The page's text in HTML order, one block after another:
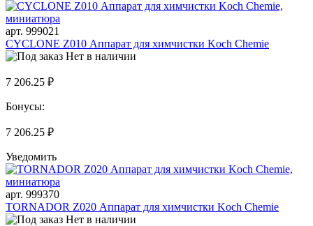
арт. 999021
CYCLONE Z010 Аппарат для химчистки Koch Chemie
Нет в наличии
7 206.25 ₽
Бонусы:
7 206.25 ₽
Уведомить
арт. 999370
TORNADOR Z020 Аппарат для химчистки Koch Chemie
Нет в наличии